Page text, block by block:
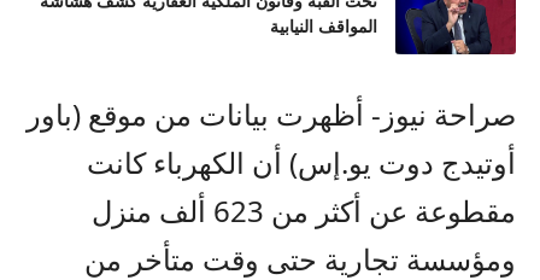
المواقف النيابية
صراحة نيوز- أظهرت بيانات من موقع (باور
أوتيدج دوت يو.إس) أن الكهرباء كانت
مقطوعة عن أكثر من 623 ألف منزل
ومؤسسة تجارية حتى وقت متأخر من